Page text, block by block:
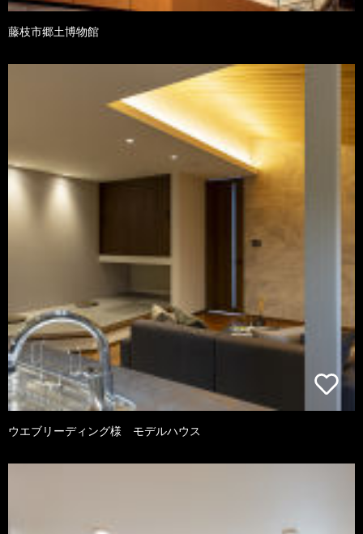
藤枝市郷土博物館
ウエブリーディング様 モデルハウス